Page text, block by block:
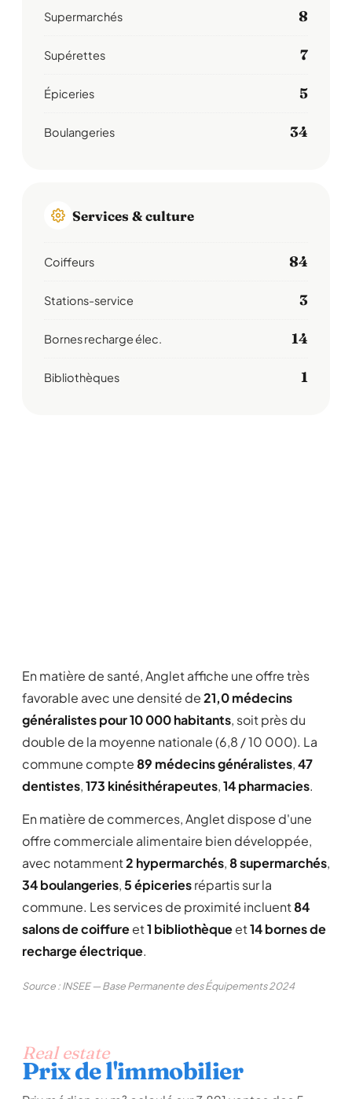
Supermarchés 8
Supérettes 7
Épiceries 5
Boulangeries 34
Services & culture
Coiffeurs 84
Stations-service 3
Bornes recharge élec. 14
Bibliothèques 1
En matière de santé, Anglet affiche une offre très
favorable avec une densité de21,0 médecins
généralistes pour 10 000 habitants, soit près du
double de la moyenne nationale (6,8 / 10 000). La
commune compte89 médecins généralistes,47
dentistes,173 kinésithérapeutes,14 pharmacies.
En matière de commerces, Anglet dispose d'une
offre commerciale alimentaire bien développée,
avec notamment2 hypermarchés,8 supermarchés,
34 boulangeries,5 épiceriesrépartis sur la
commune. Les services de proximité incluent84
salons de coiffureet1 bibliothèqueet14 bornes de
recharge électrique.
Source : INSEE — Base Permanente des Équipements 2024
Real estate
Prix de l'immobilier